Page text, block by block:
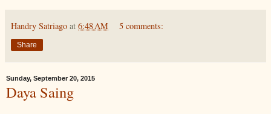
Handry Satriago at 6:48 AM 5 comments:
Share
Sunday, September 20, 2015
Daya Saing